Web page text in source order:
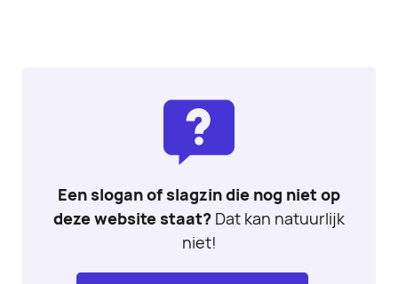
Een slogan of slagzin die nog niet op
deze website staat? Dat kan natuurlijk
niet!